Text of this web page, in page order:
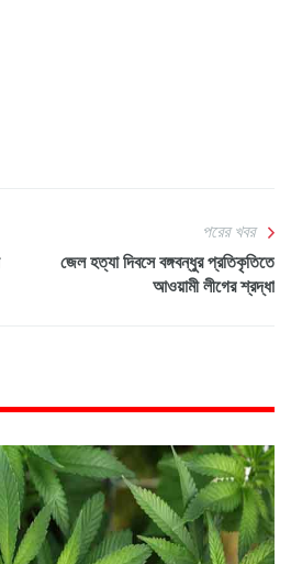
পরের খবর
জেল হত্যা দিবসে বঙ্গবন্ধুর প্রতিকৃতিতে
আওয়ামী লীগের শ্রদ্ধা